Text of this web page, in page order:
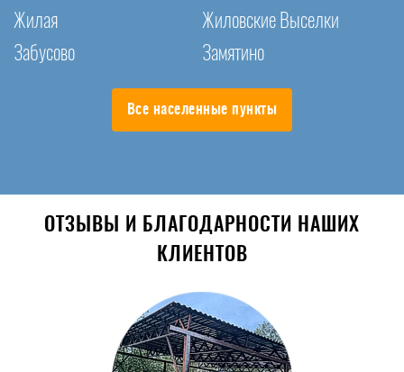
Жилая
Жиловские Выселки
Забусово
Замятино
Все населенные пункты
ОТЗЫВЫ И БЛАГОДАРНОСТИ НАШИХ
КЛИЕНТОВ